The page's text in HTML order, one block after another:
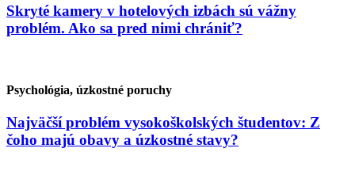
Skryté kamery v hotelových izbách sú vážny
problém. Ako sa pred nimi chrániť?
Psychológia, úzkostné poruchy
Najväčší problém vysokoškolských študentov: Z
čoho majú obavy a úzkostné stavy?